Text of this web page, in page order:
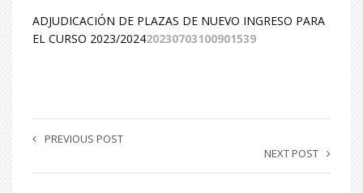
ADJUDICACIÓN DE PLAZAS DE NUEVO INGRESO PARA
EL CURSO 2023/202420230703100901539
PREVIOUS POST
NEXT POST